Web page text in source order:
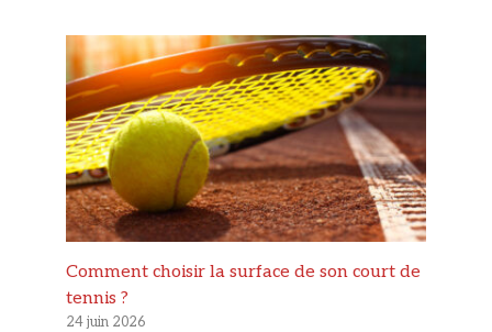
Comment choisir la surface de son court de
tennis ?
24 juin 2026